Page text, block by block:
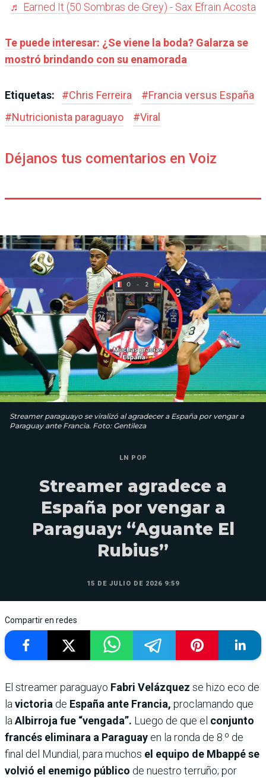
♬ Earned It (50 Sombras de Grey) - Sax Efrain Acosta
Te puede interesar: ¿Se viene la boda? Galarza se
mostró brindando con su enamorada
Etiquetas: #Chris Ferreira #Francia versus España
#Nutricionista paraguayo #Viral
Déjanos tus comentarios en Voiz
Streamer paraguayo se viralizó al agradecer a España por vengar a
Paraguay ante Francia. Foto: Gentileza
LN POP
Streamer agradece a
España por vengar a
Paraguay: “Aguante El
Rubius”
15 DE JULIO DE 2026 9:59
Compartir en redes
El streamer paraguayo Fabri Velázquez se hizo eco de
lavictoria de España ante Francia, proclamando que
laAlbirroja fue “vengada”. Luego de que el conjunto
francés eliminara a Paraguay en la ronda de 8.º de
final del Mundial, para muchos el equipo de Mbappé se
volvió el enemigo público de nuestro terruño; por